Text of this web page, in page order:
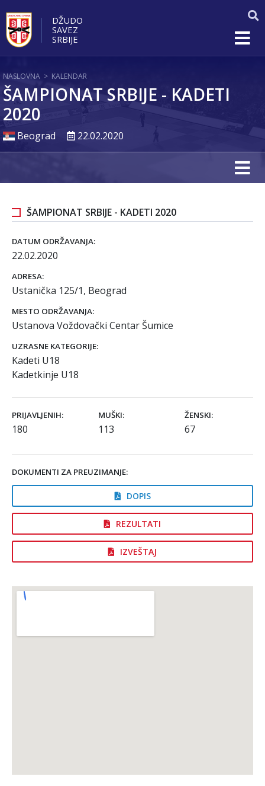
DŽUDO
SAVEZ
SRBIJE
NASLOVNA > KALENDAR
ŠAMPIONAT SRBIJE - KADETI
2020
Beograd 22.02.2020
ŠAMPIONAT SRBIJE - KADETI 2020
DATUM ODRŽAVANJA:
22.02.2020
ADRESA:
Ustanička 125/1, Beograd
MESTO ODRŽAVANJA:
Ustanova Voždovački Centar Šumice
UZRASNE KATEGORIJE:
Kadeti U18
Kadetkinje U18
PRIJAVLJENIH:
180
MUŠKI:
113
ŽENSKI:
67
DOKUMENTI ZA PREUZIMANJE:
DOPIS
REZULTATI
IZVEŠTAJ